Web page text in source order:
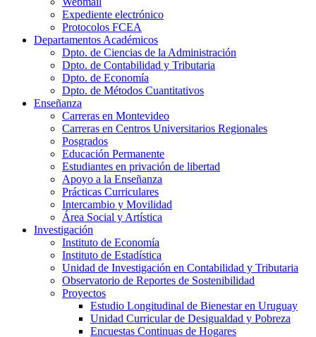
Expediente electrónico
Protocolos FCEA
Departamentos Académicos
Dpto. de Ciencias de la Administración
Dpto. de Contabilidad y Tributaria
Dpto. de Economía
Dpto. de Métodos Cuantitativos
Enseñanza
Carreras en Montevideo
Carreras en Centros Universitarios Regionales
Posgrados
Educación Permanente
Estudiantes en privación de libertad
Apoyo a la Enseñanza
Prácticas Curriculares
Intercambio y Movilidad
Área Social y Artística
Investigación
Instituto de Economía
Instituto de Estadística
Unidad de Investigación en Contabilidad y Tributaria
Observatorio de Reportes de Sostenibilidad
Proyectos
Estudio Longitudinal de Bienestar en Uruguay
Unidad Curricular de Desigualdad y Pobreza
Encuestas Continuas de Hogares